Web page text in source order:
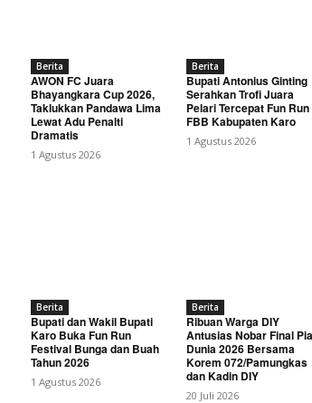
Berita
AWON FC Juara
Bhayangkara Cup 2026,
Taklukkan Pandawa Lima
Lewat Adu Penalti
Dramatis
1 Agustus 2026
Berita
Bupati Antonius Ginting
Serahkan Trofi Juara
Pelari Tercepat Fun Run
FBB Kabupaten Karo
1 Agustus 2026
Berita
Bupati dan Wakil Bupati
Karo Buka Fun Run
Festival Bunga dan Buah
Tahun 2026
1 Agustus 2026
Berita
Ribuan Warga DIY
Antusias Nobar Final
Dunia 2026 Bersama
Korem 072/Pamungkas
dan Kadin DIY
20 Juli 2026